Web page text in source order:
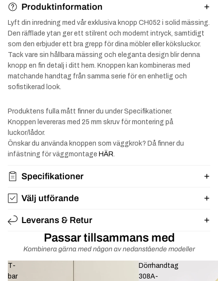
Produktinformation
Lyft din inredning med vår exklusiva knopp CH052 i solid mässing.
Den räfflade ytan ger ett stilrent och modernt intryck, samtidigt
som den erbjuder ett bra grepp för dina möbler eller köksluckor.
Tack vare sin hållbara mässing och eleganta design blir denna
knopp en fin detalj i ditt hem. Knoppen kan kombineras med
matchande handtag från samma serie för en enhetlig och
sofistikerad look.
Produktens fulla mått finner du under Specifikationer.
Knoppen levereras med 25 mm skruv för montering på
luckor/lådor.
Önskar du använda knoppen som väggkrok? Då finner du
infästning för väggmontage HÄR.
Specifikationer
Välj utförande
Leverans & Retur
Passar tillsammans med
Kombinera gärna med någon av nedanstående modeller
T-
bar
Dörrhandtag
308A-